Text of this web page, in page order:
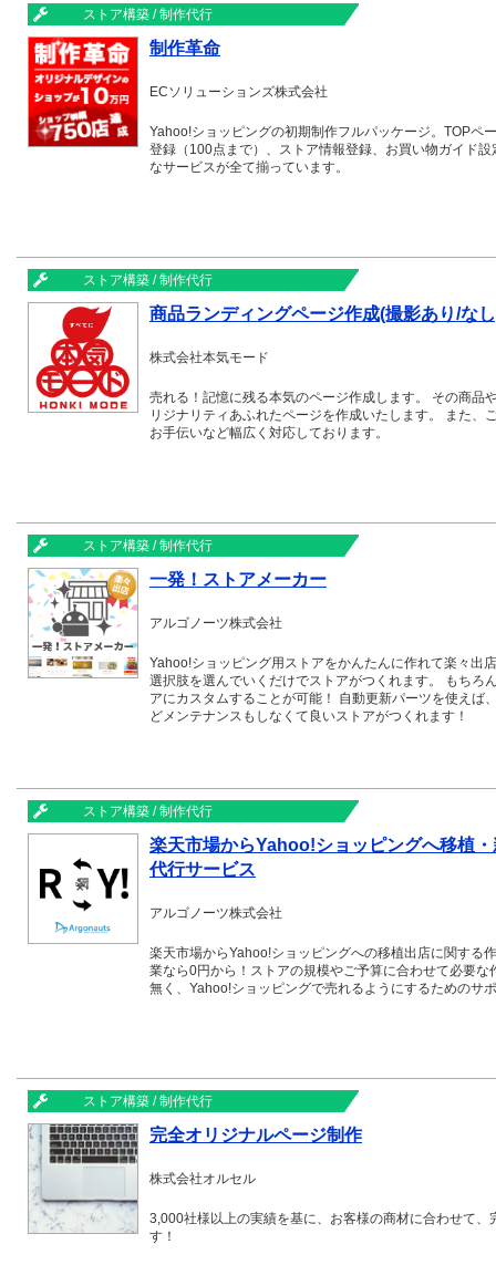
ストア構築 / 制作代行
制作革命
ECソリューションズ株式会社
Yahoo!ショッピングの初期制作フルパッケージ。TOPペ
登録（100点まで）、ストア情報登録、お買い物ガイド
なサービスが全て揃っています。
ストア構築 / 制作代行
商品ランディングページ作成(撮影あり/な
株式会社本気モード
売れる！記憶に残る本気のページ作成します。 その商品
リジナリティあふれたページを作成いたします。 また、
お手伝いなど幅広く対応しております。
ストア構築 / 制作代行
一発！ストアメーカー
アルゴノーツ株式会社
Yahoo!ショッピング用ストアをかんたんに作れて楽々出
選択肢を選んでいくだけでストアがつくれます。 もちろ
アにカスタムすることが可能！ 自動更新パーツを使えば
どメンテナンスもしなくて良いストアがつくれます！
ストア構築 / 制作代行
楽天市場からYahoo!ショッピングへ移植
代行サービス
アルゴノーツ株式会社
楽天市場からYahoo!ショッピングへの移植出店に関する
業なら0円から！ストアの規模やご予算に合わせて必要
無く、Yahoo!ショッピングで売れるようにするためのサ
ストア構築 / 制作代行
完全オリジナルページ制作
株式会社オルセル
3,000社様以上の実績を基に、お客様の商材に合わせて
す！